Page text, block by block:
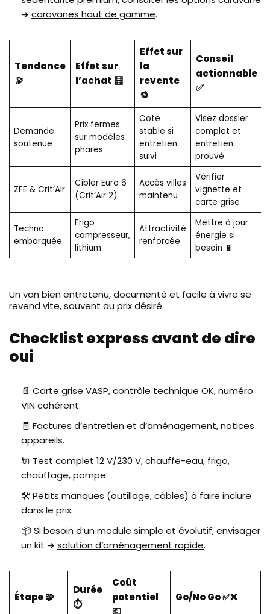
➜ caravanes haut de gamme.
Tendance
🔭
Effet sur
l’achat 🧮
Effet sur
la
revente
🔁
Conseil
actionnable
✅
Demande
soutenue
Prix fermes
sur modèles
phares
Cote
stable si
entretien
suivi
Visez dossier
complet et
entretien
prouvé
ZFE & Crit’Air
Cibler Euro 6
(Crit’Air 2)
Accès villes
maintenu
Vérifier
vignette et
carte grise
Techno
embarquée
Frigo
compresseur,
lithium
Attractivité
renforcée
Mettre à jour
énergie si
besoin 🔋
Un van bien entretenu, documenté et facile à vivre se
revend vite, souvent au prix désiré.
Checklist express avant de dire
oui
📄 Carte grise VASP, contrôle technique OK, numéro
VIN cohérent.
🧾 Factures d’entretien et d’aménagement, notices
appareils.
🔌 Test complet 12 V/230 V, chauffe-eau, frigo,
chauffage, pompe.
🛠️ Petits manques (outillage, câbles) à faire inclure
dans le prix.
📦 Si besoin d’un module simple et évolutif, envisager
un kit ➜ solution d’aménagement rapide.
Étape 🧩
Durée
⏱️
Coût
potentiel
💶
Go/No Go ✅❌